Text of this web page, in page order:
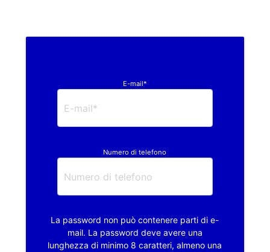
E-mail*
Numero di telefono
La password non può contenere parti di e-
mail. La password deve avere una
lunghezza di minimo 8 caratteri, almeno una